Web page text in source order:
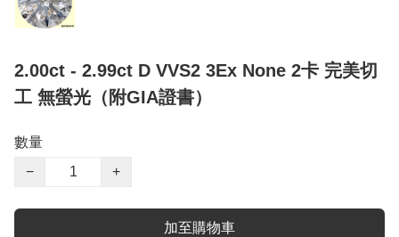
2.00ct - 2.99ct D VVS2 3Ex None 2卡 完美切
工 無螢光（附GIA證書）
數量
−
+
加至購物車